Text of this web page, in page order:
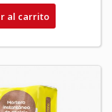
al carrito